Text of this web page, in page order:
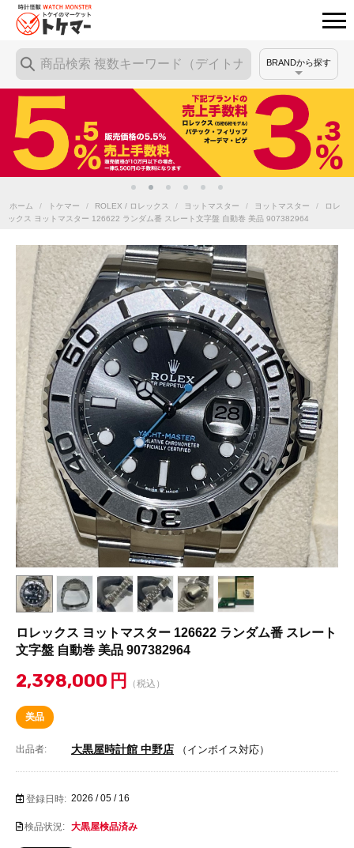
BRANDから探す
ホーム / トケマー / ROLEX / ロレックス / ヨットマスター / ヨットマスター /
ロレ
ックス ヨットマスター 126622 ランダム番 スレート文字盤 自動巻 美品 907382964
ロレックス ヨットマスター 126622 ランダム番 スレート
文字盤 自動巻 美品 907382964
2,398,000 円 （税込）
美品
出品者: 大黒屋時計館 中野店 （インボイス対応）
登録日時: 2026 / 05 / 16
検品状況: 大黒屋検品済み